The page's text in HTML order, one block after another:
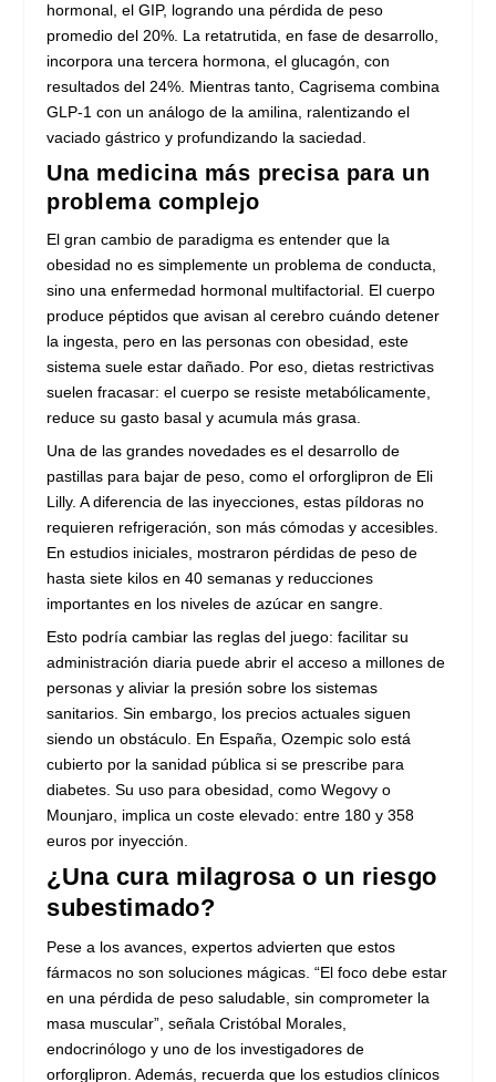
hormonal, el GIP, logrando una pérdida de peso
promedio del 20%. La retatrutida, en fase de desarrollo,
incorpora una tercera hormona, el glucagón, con
resultados del 24%. Mientras tanto, Cagrisema combina
GLP-1 con un análogo de la amilina, ralentizando el
vaciado gástrico y profundizando la saciedad.
Una medicina más precisa para un
problema complejo
El gran cambio de paradigma es entender que la
obesidad no es simplemente un problema de conducta,
sino una enfermedad hormonal multifactorial. El cuerpo
produce péptidos que avisan al cerebro cuándo detener
la ingesta, pero en las personas con obesidad, este
sistema suele estar dañado. Por eso, dietas restrictivas
suelen fracasar: el cuerpo se resiste metabólicamente,
reduce su gasto basal y acumula más grasa.
Una de las grandes novedades es el desarrollo de
pastillas para bajar de peso, como el orforglipron de Eli
Lilly. A diferencia de las inyecciones, estas píldoras no
requieren refrigeración, son más cómodas y accesibles.
En estudios iniciales, mostraron pérdidas de peso de
hasta siete kilos en 40 semanas y reducciones
importantes en los niveles de azúcar en sangre.
Esto podría cambiar las reglas del juego: facilitar su
administración diaria puede abrir el acceso a millones de
personas y aliviar la presión sobre los sistemas
sanitarios. Sin embargo, los precios actuales siguen
siendo un obstáculo. En España, Ozempic solo está
cubierto por la sanidad pública si se prescribe para
diabetes. Su uso para obesidad, como Wegovy o
Mounjaro, implica un coste elevado: entre 180 y 358
euros por inyección.
¿Una cura milagrosa o un riesgo
subestimado?
Pese a los avances, expertos advierten que estos
fármacos no son soluciones mágicas. “El foco debe estar
en una pérdida de peso saludable, sin comprometer la
masa muscular”, señala Cristóbal Morales,
endocrinólogo y uno de los investigadores de
orforglipron. Además, recuerda que los estudios clínicos